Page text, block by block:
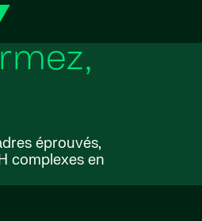
éprouvés,
complexes en